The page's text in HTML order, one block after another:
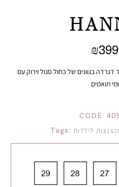
₪
בגוונים של כחול סגול וירוק עם
תואמים
CODE:
Tags: לילדות